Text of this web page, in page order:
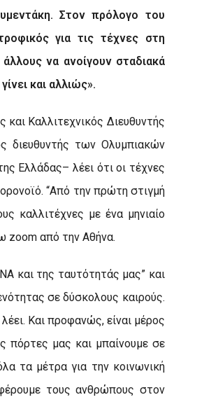
Στον πρόλογο του
για τις τέχνες στη
να ανοίγουν σταδιακά
και αλλιώς».
Καλλιτεχνικός Διευθυντής
διευθυντής των Ολυμπιακών
Ελλάδας– λέει ότι οι τέχνες
“Από την πρώτη στιγμή
καλλιτέχνες με ένα μηνιαίο
zoom από την Αθήνα.
και της ταυτότητάς μας” και
σε δύσκολους καιρούς.
Και προφανώς, είναι μέρος
πόρτες μας και μπαίνουμε σε
τα μέτρα για την κοινωνική
τους ανθρώπους στον